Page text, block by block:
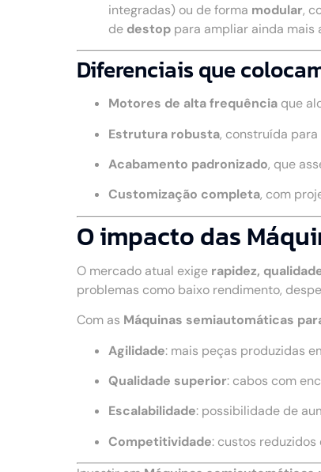
integradas) ou de forma modular,
de destop para ampliar ainda mais
Diferenciais que
Motores de alta frequência que
Estrutura robusta, construída
Acabamento padronizado, que
Customização completa, com
O impacto das
O mercado atual exige rapidez,
problemas como baixo rendimento,
Com as Máquinas semiautomáticas
Agilidade: mais peças produzidas
Qualidade superior: cabos com
Escalabilidade: possibilidade de
Competitividade: custos